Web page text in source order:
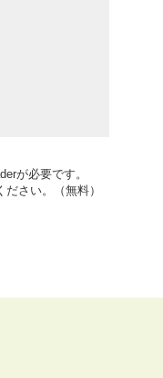
が必要です。
さい。（無料）